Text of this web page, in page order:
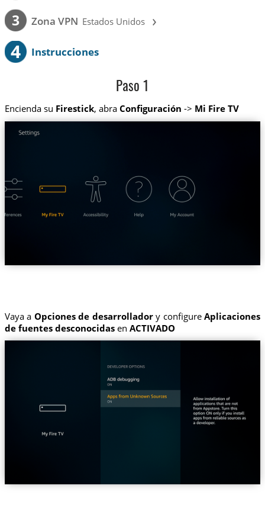
3 Zona VPN Estados Unidos ›
4 Instrucciones
Paso 1
Encienda su Firestick, abra Configuración -> Mi Fire TV
Vaya a Opciones de desarrolladory configureAplicaciones
de fuentes desconocidasen ACTIVADO